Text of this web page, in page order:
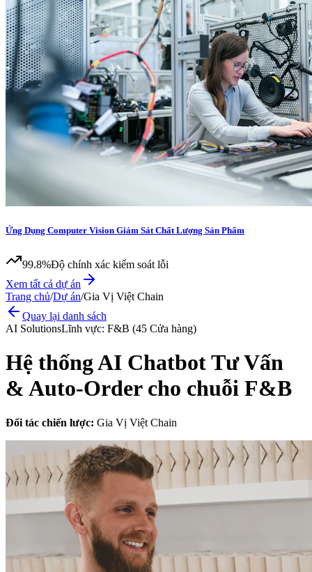
Ứng Dụng Computer Vision Giám Sát Chất Lượng Sản Phẩm
99.8%Độ chính xác kiểm soát lỗi
Xem tất cả dự án
Trang chủ/Dự án/Gia Vị Việt Chain
Quay lại danh sách
AI SolutionsLĩnh vực: F&B (45 Cửa hàng)
Hệ thống AI Chatbot Tư Vấn
& Auto-Order cho chuỗi F&B
Đối tác chiến lược: Gia Vị Việt Chain